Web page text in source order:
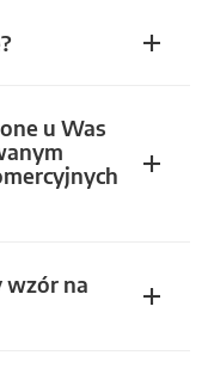
u Was
wzór na